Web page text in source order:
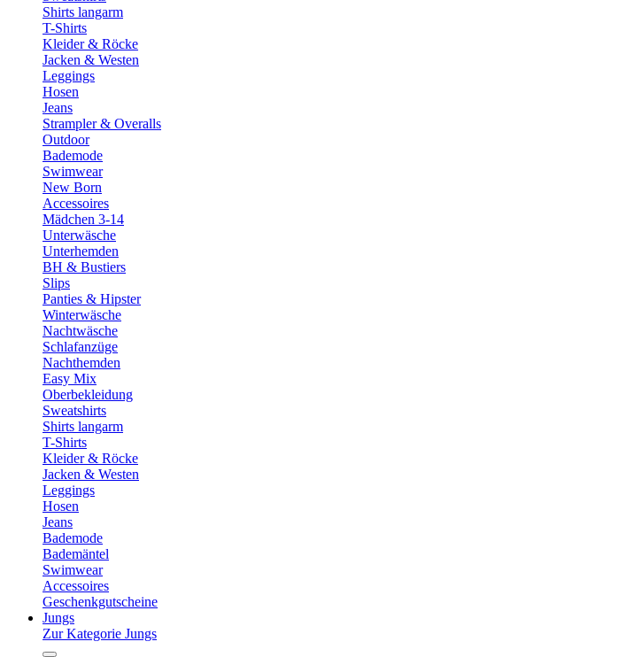
Shirts langarm
T-Shirts
Kleider & Röcke
Jacken & Westen
Leggings
Hosen
Jeans
Strampler & Overalls
Outdoor
Bademode
Swimwear
New Born
Accessoires
Mädchen 3-14
Unterwäsche
Unterhemden
BH & Bustiers
Slips
Panties & Hipster
Winterwäsche
Nachtwäsche
Schlafanzüge
Nachthemden
Easy Mix
Oberbekleidung
Sweatshirts
Shirts langarm
T-Shirts
Kleider & Röcke
Jacken & Westen
Leggings
Hosen
Jeans
Bademode
Bademäntel
Swimwear
Accessoires
Geschenkgutscheine
Jungs
Zur Kategorie Jungs